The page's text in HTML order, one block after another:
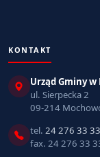
KONTAKT
Urząd Gminy
ul. Sierpecka 2
09-214
tel. 24 276 33 33
fax. 24 276 33